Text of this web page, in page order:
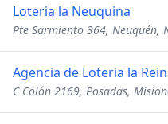
Loteria la Neuquina
Pte Sarmiento 364, Neuquén,
Agencia de Loteria la
C Colón 2169, Posadas,